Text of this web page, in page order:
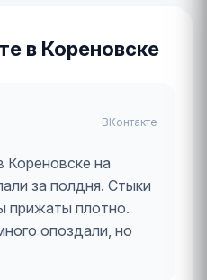
в Кореновске
ВКонтакте
Кореновске на
за полдня. Стыки
прижаты плотно.
опоздали, но